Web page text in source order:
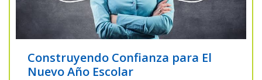
Construyendo Confianza para El
Nuevo Año Escolar